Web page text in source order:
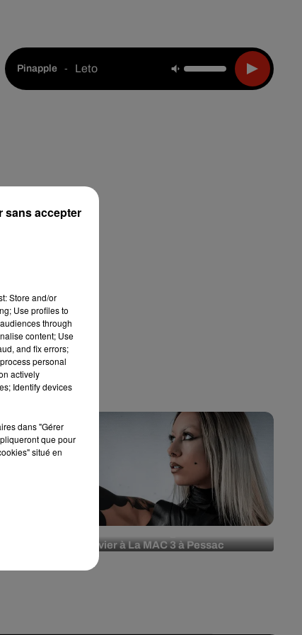
Pinapple - Leto
janvier à La MAC 3 à Pessac
Store and/or
Use profiles to
through
content; Use
and fix errors;
personal
actively
Identify devices
dans "Gérer
que pour
situé en
sans accepter